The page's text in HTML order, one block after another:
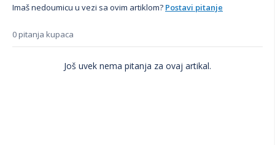
Imaš nedoumicu u vezi sa ovim artiklom? Postavi pitanje
0 pitanja kupaca
Još uvek nema pitanja za ovaj artikal.